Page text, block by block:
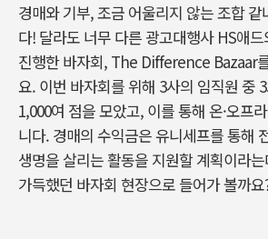
경매와 기부, 조금 어울리지 않는 조합 같
다! 달라도 너무 다른 광고대행사 HS애
진행한 바자회, The Difference Bazaar
요. 이번 바자회를 위해 3사의 임직원 중
1,000여 점을 모았고, 이를 통해 온·오프
니다. 경매의 수익금은 유니세프를 통해
생명을 살리는 활동을 지원할 계획이라
가득했던 바자회 현장으로 들어가 볼까요